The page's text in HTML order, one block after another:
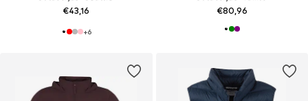
€43,16
+6
€80,96